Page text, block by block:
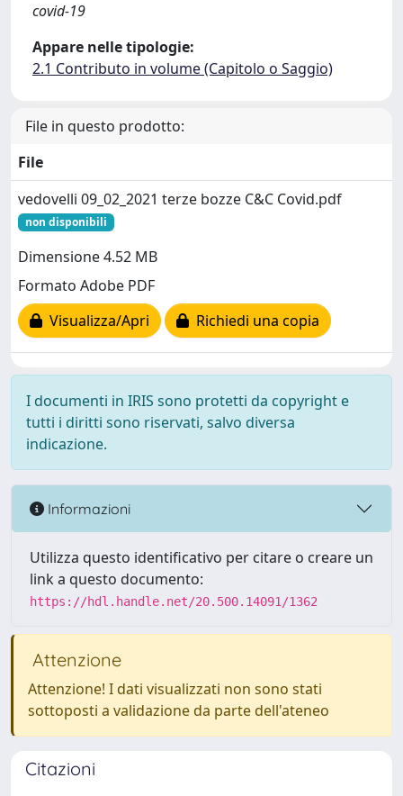
covid-19
Appare nelle tipologie:
2.1 Contributo in volume (Capitolo o Saggio)
File in questo prodotto:
File
vedovelli 09_02_2021 terze bozze C&C Covid.pdf
non disponibili
Dimensione 4.52 MB
Formato Adobe PDF
Visualizza/Apri
Richiedi una copia
I documenti in IRIS sono protetti da copyright e
tutti i diritti sono riservati, salvo diversa
indicazione.
Informazioni
Utilizza questo identificativo per citare o creare un
link a questo documento:
https://hdl.handle.net/20.500.14091/1362
Attenzione
Attenzione! I dati visualizzati non sono stati
sottoposti a validazione da parte dell'ateneo
Citazioni